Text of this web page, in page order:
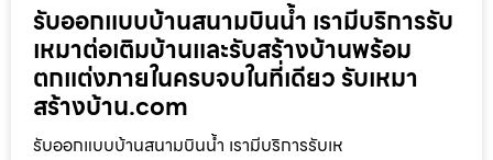
รับออกแบบบ้านสนามบินน้ำ เรามีบริการรับ
เหมาต่อเติมบ้านและรับสร้างบ้านพร้อม
ตกแต่งภายในครบจบในที่เดียว รับเหมา
สร้างบ้าน.com
รับออกแบบบ้านสนามบินน้ำ เรามีบริการรับเห